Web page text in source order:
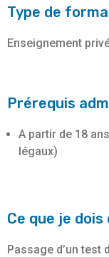
Type de
Enseignement
Prérequis
A partir de 18
légaux)
Ce que je
Passage d’un test